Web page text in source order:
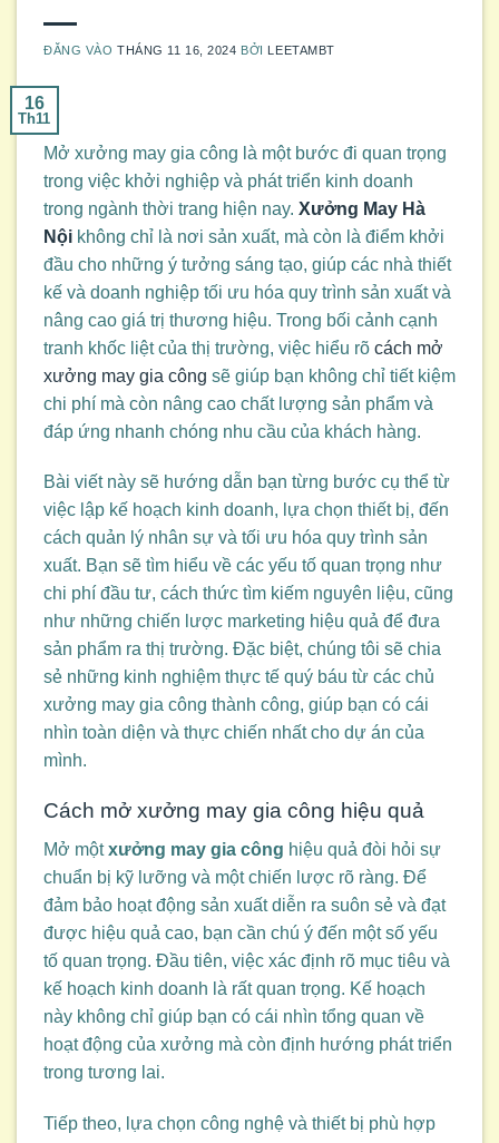
ĐĂNG VÀOTHÁNG 11 16, 2024 BỞI LEETAMBT
16
Th11
Mở xưởng may gia công là một bước đi quan trọng
trong việc khởi nghiệp và phát triển kinh doanh
trong ngành thời trang hiện nay. Xưởng May Hà
Nội không chỉ là nơi sản xuất, mà còn là điểm khởi
đầu cho những ý tưởng sáng tạo, giúp các nhà thiết
kế và doanh nghiệp tối ưu hóa quy trình sản xuất và
nâng cao giá trị thương hiệu. Trong bối cảnh cạnh
tranh khốc liệt của thị trường, việc hiểu rõ cách mở
xưởng may gia công sẽ giúp bạn không chỉ tiết kiệm
chi phí mà còn nâng cao chất lượng sản phẩm và
đáp ứng nhanh chóng nhu cầu của khách hàng.
Bài viết này sẽ hướng dẫn bạn từng bước cụ thể từ
việc lập kế hoạch kinh doanh, lựa chọn thiết bị, đến
cách quản lý nhân sự và tối ưu hóa quy trình sản
xuất. Bạn sẽ tìm hiểu về các yếu tố quan trọng như
chi phí đầu tư, cách thức tìm kiếm nguyên liệu, cũng
như những chiến lược marketing hiệu quả để đưa
sản phẩm ra thị trường. Đặc biệt, chúng tôi sẽ chia
sẻ những kinh nghiệm thực tế quý báu từ các chủ
xưởng may gia công thành công, giúp bạn có cái
nhìn toàn diện và thực chiến nhất cho dự án của
mình.
Cách mở xưởng may gia công hiệu quả
Mở mộtxưởng may gia công hiệu quả đòi hỏi sự
chuẩn bị kỹ lưỡng và một chiến lược rõ ràng. Để
đảm bảo hoạt động sản xuất diễn ra suôn sẻ và đạt
được hiệu quả cao, bạn cần chú ý đến một số yếu
tố quan trọng. Đầu tiên, việc xác định rõ mục tiêu và
kế hoạch kinh doanh là rất quan trọng. Kế hoạch
này không chỉ giúp bạn có cái nhìn tổng quan về
hoạt động của xưởng mà còn định hướng phát triển
trong tương lai.
Tiếp theo, lựa chọn công nghệ và thiết bị phù hợp